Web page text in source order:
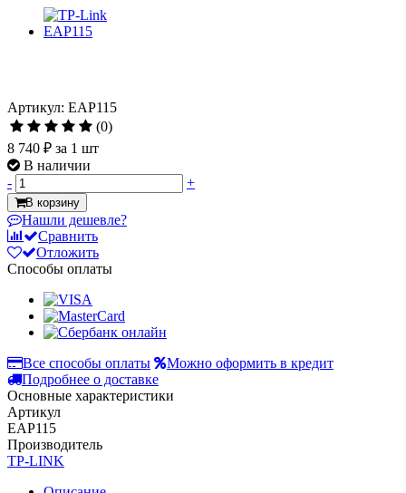
Артикул: EAP115
(0)
8 740 ₽ за 1 шт
В наличии
-
+
В корзину
Нашли дешевле?
Сравнить
Отложить
Способы оплаты
Все способы оплаты
Можно оформить в кредит
Подробнее о доставке
Основные характеристики
Артикул
EAP115
Производитель
TP-LINK